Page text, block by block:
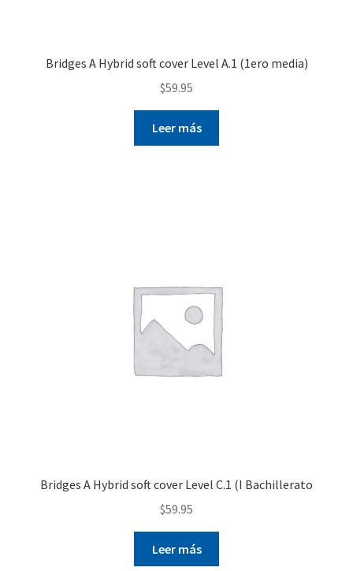
Bridges A Hybrid soft cover Level A.1 (1ero media)
$59.95
Leer más
Bridges A Hybrid soft cover Level C.1 (I Bachillerato
$59.95
Leer más